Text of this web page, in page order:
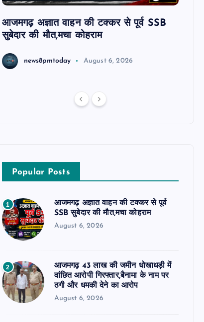
आजमगढ़ अज्ञात वाहन की टक्कर से पूर्व SSB
सुबेदार की मौत,मचा कोहराम
news8pmtoday August 6, 2026
Popular Posts
1
आजमगढ़ अज्ञात वाहन की टक्कर से पूर्व
SSB सुबेदार की मौत,मचा कोहराम
August 6, 2026
2
आजमगढ़ 43 लाख की जमीन धोखाधड़ी में
वांछित आरोपी गिरफ्तार,बैनामा के नाम पर
ठगी और धमकी देने का आरोप
August 6, 2026